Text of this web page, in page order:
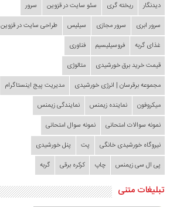
دیدنگار
ریخته گری سئو سایت در قزوین
سرور
سرور ابری
سرور مجازی سیلیس
طراحی سایت در قزوین
غذای گربه
فروسیلیسیم
فناوری
قیمت خرید برق خورشیدی
متالوژی
مجموعه برقرسان | انرژی خورشیدی
مدیریت پیج اینستاگرام
میکروفون
نماینده زیمنس
نمایندگی زیمنس
نمونه سوالات امتحانی
نمونه سوال امتحانی
نیروگاه خورشیدی خانگی
پت
پنل خورشیدی
پی ال سی زیمنس
چاپ کرکره برقی گربه
تبلیغات متنی